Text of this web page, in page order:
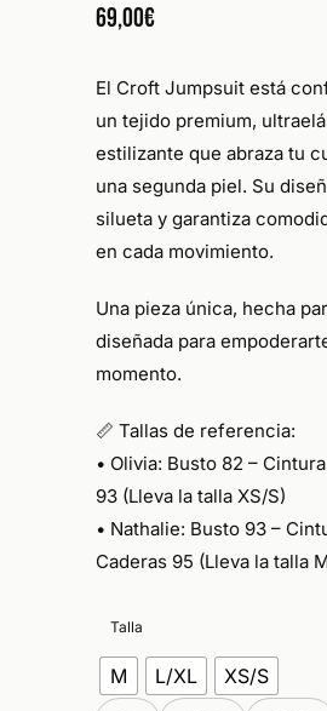
69,00€
El Croft Jumpsuit está
un tejido premium,
estilizante que abraza tu
una segunda piel. Su
silueta y garantiza
en cada movimiento.
Una pieza única, hecha
diseñada para
momento.
📏 Tallas de referencia:
•⁠ ⁠Olivia: Busto 82 –
93 (Lleva la talla XS/S)
•⁠ ⁠Nathalie: Busto 93 –
Caderas 95 (Lleva la talla
Talla
M L/XL XS/S